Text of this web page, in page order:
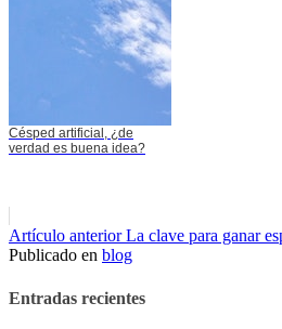
Césped artificial, ¿de
verdad es buena idea?
Seguir
leyendo
Artículo anteriorLa clave para ganar
Publicado en blog
Entradas recientes